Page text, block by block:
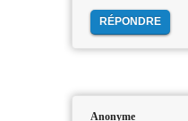
RÉPONDRE
Anonyme